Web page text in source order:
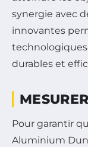
synergie avec
innovantes
durables et
Pour garantir
Aluminium